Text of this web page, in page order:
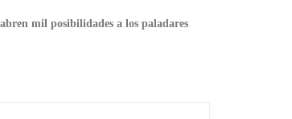
mil posibilidades a los paladares